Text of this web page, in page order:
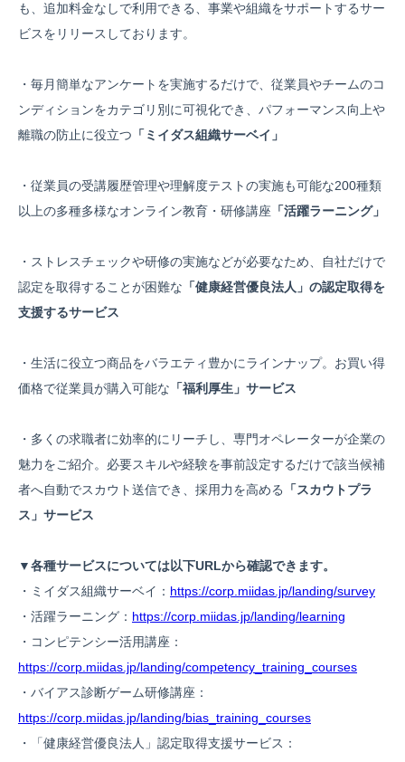
も、追加料金なしで利用できる、事業や組織をサポートするサー
ビスをリリースしております。
・毎月簡単なアンケートを実施するだけで、従業員やチームのコ
ンディションをカテゴリ別に可視化でき、パフォーマンス向上や
離職の防止に役立つ 「ミイダス組織サーベイ」
・従業員の受講履歴管理や理解度テストの実施も可能な200種類
以上の多種多様なオンライン教育・研修講座 「活躍ラーニング」
・ストレスチェックや研修の実施などが必要なため、自社だけで
認定を取得することが困難な 「健康経営優良法人」の認定取得を
支援するサービス
・生活に役立つ商品をバラエティ豊かにラインナップ。お買い得
価格で従業員が購入可能な 「福利厚生」サービス
・多くの求職者に効率的にリーチし、専門オペレーターが企業の
魅力をご紹介。必要スキルや経験を事前設定するだけで該当候補
者へ自動でスカウト送信でき、採用力を高める
「スカウトプラ
ス」サービス
▼各種サービスについては以下URLから確認できます。
・ミイダス組織サーベイ： https://corp.miidas.jp/landing/survey
・活躍ラーニング： https://corp.miidas.jp/landing/learning
・コンピテンシー活用講座：
https://corp.miidas.jp/landing/competency_training_courses
・バイアス診断ゲーム研修講座：
https://corp.miidas.jp/landing/bias_training_courses
・「健康経営優良法人」認定取得支援サービス：